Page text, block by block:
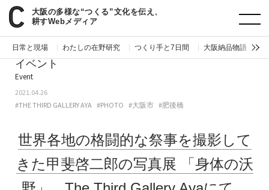
大阪の多様な“つくる”文化を伝え、
耕すWebメディア
日常と現場 わたしの在野研究 つくり手と7日間 大阪納品物語
paperC 今週のイベント
イベント
Event
2021.04.26
#THE THIRD GALLERY AYA #PHOTO #大阪市 #肥後橋
世界各地の格闘的な祭事を撮影して
きた甲斐啓二郎の写真展 「身体の沃